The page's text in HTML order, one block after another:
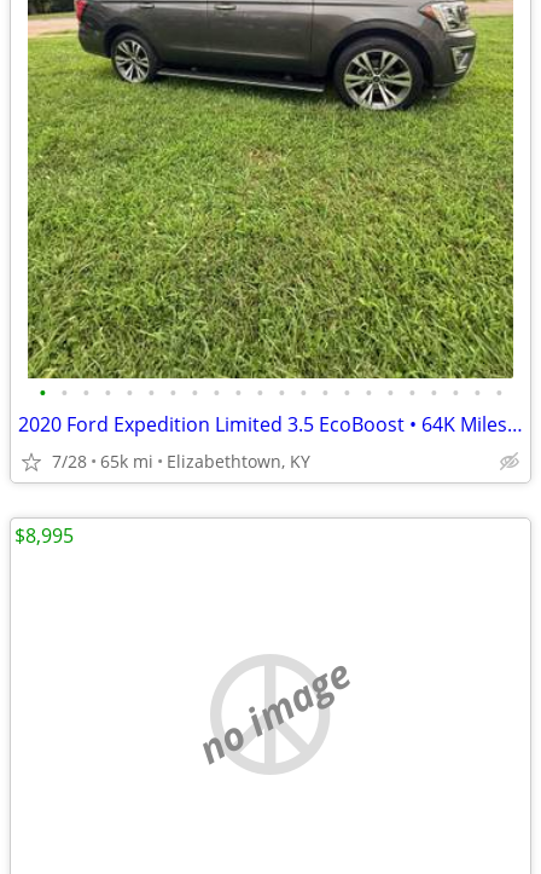
• • • • • • • • • • • • • • • • • • • • • •
2020 Ford Expedition Limited 3.5 EcoBoost • 64K Miles • Loaded • Excel
7/28 65k mi Elizabethtown, KY
no image
$8,995